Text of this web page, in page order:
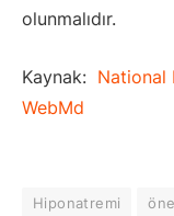
olunmalıdır.
Kaynak: National
WebMd
Hiponatremi